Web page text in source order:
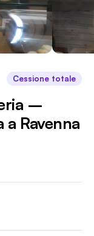
Cessione totale
–
Ravenna